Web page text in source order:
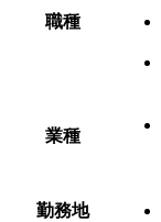
職種
業種
勤務地